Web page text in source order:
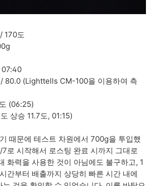
170도
07:40
80.0 (Lighttells CM-100을 이용하여 측
(06:25)
상승 11.7도, 01:15)
때문에 테스트 차원에서 700g을 투입했
로 시작해서 로스팅 완료 시까지 그대로
화력을 사용한 것이 아님에도 불구하고, 1
간부터 배출까지 상당히 빠른 시간 내에